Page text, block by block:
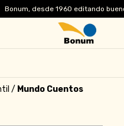
Bonum, desde 1960 editando
/ Mundo Cuentos